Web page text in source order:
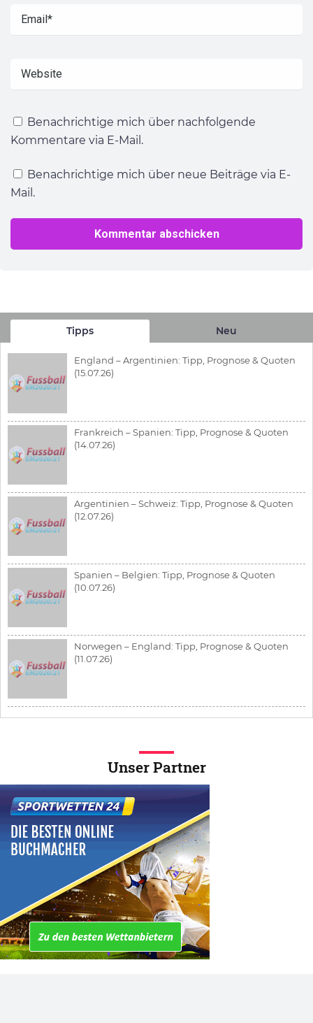
Benachrichtige mich über nachfolgende
Kommentare via E-Mail.
Benachrichtige mich über neue Beiträge via E-
Mail.
Tipps Neu
England – Argentinien: Tipp, Prognose & Quoten
(15.07.26)
Frankreich – Spanien: Tipp, Prognose & Quoten
(14.07.26)
Argentinien – Schweiz: Tipp, Prognose & Quoten
(12.07.26)
Spanien – Belgien: Tipp, Prognose & Quoten
(10.07.26)
Norwegen – England: Tipp, Prognose & Quoten
(11.07.26)
Unser Partner